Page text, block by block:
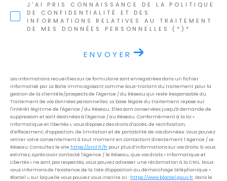
J'AI PRIS CONNAISSANCE DE LA POLITIQUE
DE CONFIDENTIALITÉ ET DES
INFORMATIONS RELATIVES AU TRAITEMENT
DE MES DONNÉES PERSONNELLES (*)*
ENVOYER
Les informations recueillies sur ce formulaire sont enregistrées dans un fichier
informatisé par La Boite Immo agissant comme Sous-traitant du traitement pour la
gestion de la clientèle/prospects de l'Agence / du Réseau qui reste Responsable du
Traitement de vos Données personnelles. La base légale du traitement repose sur
l'intérêt légitime de l'Agence / du Réseau. Elles sont conservées jusqu'à demande de
suppression et sont destinées à l'Agence / au Réseau. Conformément à la loi «
informatique et libertés », vous disposez des droits d’accès, de rectification,
d’effacement, d’opposition, de limitation et de portabilité de vos données. Vous pouvez
retirer votre consentement à tout moment en contactant directement l’Agence / Le
Réseau. Consultez le site https://cnil.fr/fr pour plus d’informations sur vos droits. Si vous
estimez, après avoir contacté l'Agence / le Réseau, que vos droits « Informatique et
Libertés » ne sont pas respectés, vous pouvez adresser une réclamation à la CNIL. Nous
vous informons de l’existence de la liste d'opposition au démarchage téléphonique «
Bloctel », sur laquelle vous pouvez vous inscrire ici : https://www.bloctel.gouv.fr. Dans le